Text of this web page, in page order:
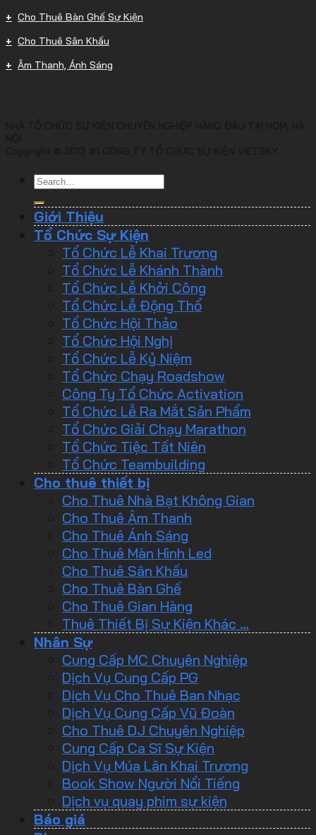
Cho Thuê Bàn Ghế Sự Kiện
Cho Thuê Sân Khấu
Âm Thanh, Ánh Sáng
Giới Thiệu
Tổ Chức Sự Kiện
Tổ Chức Lễ Khai Trương
Tổ Chức Lễ Khánh Thành
Tổ Chức Lễ Khởi Công
Tổ Chức Lễ Động Thổ
Tổ Chức Hội Thảo
Tổ Chức Hội Nghị
Tổ Chức Lễ Kỷ Niệm
Tổ Chức Chạy Roadshow
Công Ty Tổ Chức Activation
Tổ Chức Lễ Ra Mắt Sản Phẩm
Tổ Chức Giải Chạy Marathon
Tổ Chức Tiệc Tất Niên
Tổ Chức Teambuilding
Cho thuê thiết bị
Cho Thuê Nhà Bạt Không Gian
Cho Thuê Âm Thanh
Cho Thuê Ánh Sáng
Cho Thuê Màn Hình Led
Cho Thuê Sân Khấu
Cho Thuê Bàn Ghế
Cho Thuê Gian Hàng
Thuê Thiết Bị Sự Kiện Khác …
Nhân Sự
Cung Cấp MC Chuyên Nghiệp
Dịch Vụ Cung Cấp PG
Dịch Vụ Cho Thuê Ban Nhạc
Dịch Vụ Cung Cấp Vũ Đoàn
Cho Thuê DJ Chuyên Nghiệp
Cung Cấp Ca Sĩ Sự Kiện
Dịch Vụ Múa Lân Khai Trương
Book Show Người Nổi Tiếng
Dịch vụ quay phim sự kiện
Báo giá